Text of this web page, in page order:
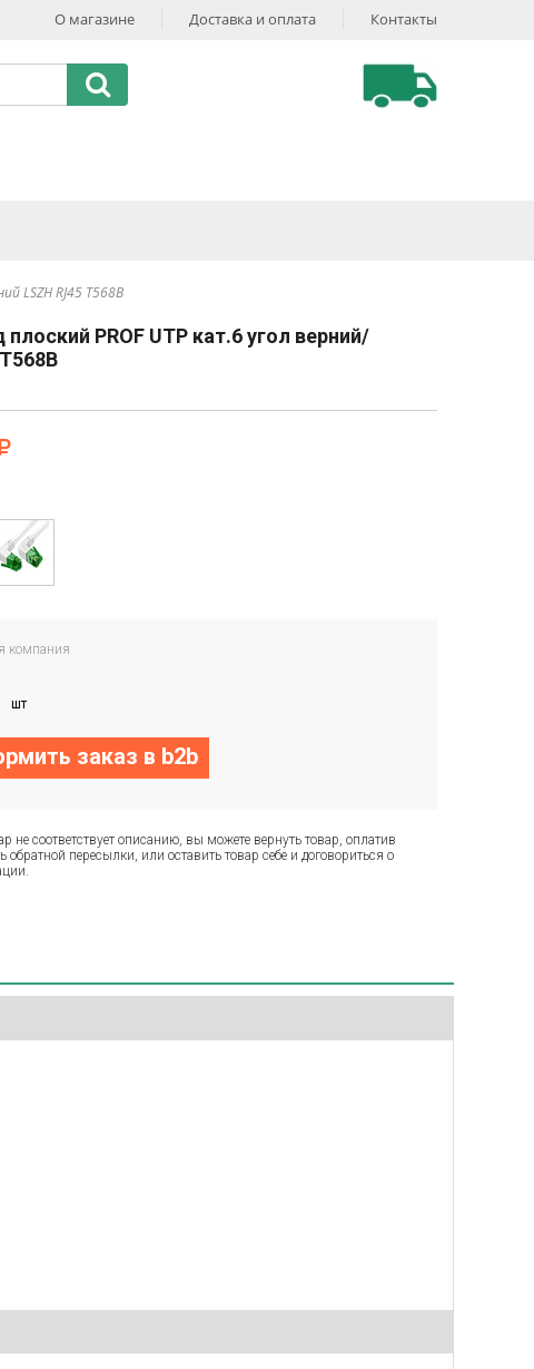
О магазине Доставка и оплата Контакты
LSZH RJ45 T568B
плоский PROF UTP кат.6 угол верний/
компания
шт
заказ в b2b
не соответствует описанию, вы можете вернуть товар, оплатив
обратной пересылки, или оставить товар себе и договориться о